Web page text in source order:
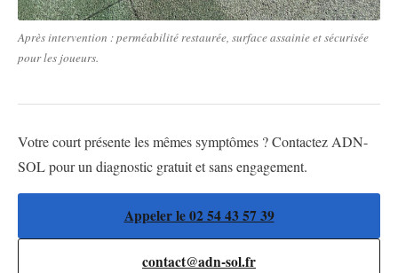
Après intervention : perméabilité restaurée, surface assainie et sécurisée
pour les joueurs.
Votre court présente les mêmes symptômes ? Contactez ADN-
SOL pour un diagnostic gratuit et sans engagement.
Appeler le 02 54 43 57 39
contact@adn-sol.fr